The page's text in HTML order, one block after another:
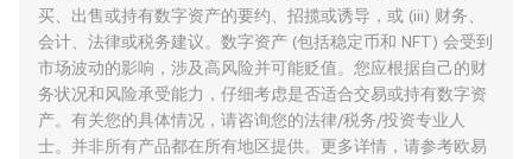
买、出售或持有数字资产的要约、招揽或诱导，或 (iii) 财务、
会计、法律或税务建议。数字资产 (包括稳定币和 NFT) 会受到
市场波动的影响，涉及高风险并可能贬值。您应根据自己的财
务状况和风险承受能力，仔细考虑是否适合交易或持有数字资
产。有关您的具体情况，请咨询您的法律/税务/投资专业人
士。并非所有产品都在所有地区提供。更多详情，请参考欧易